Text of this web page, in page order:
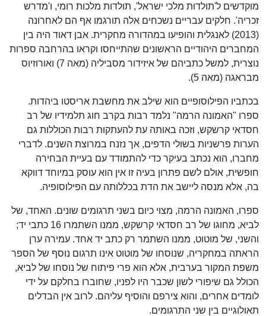
מוקדשים ל'תולדות מלכי ישראל', תולדות מלכות רומי, ו'מדרש
זכריה'. חלקים עבריים נשכחים אלה תורגמו אף הם לאחרונה
(2013) לאנגלית והופיעו במהדורה מחקרית. אבן דאוד היה בין
המחברים היהודיים הראשונים שהתייחסו וקראו בהרחבה ספרות
נוצרית, למשל כתביהם של איזידור מסביליה (מאה 7) ואורוזיוס
מבראגה (מאה 5).
בכתביו הפילוסופיים הוא שילב את מחשבת אריסטו ביהדות.
ספרו "האמונה הרמה" נלמד רבות בקרב חוג תלמידיו של רב
חסדאי קרשקש, וזכה באותה עת להעתקות רבות הכוללות גם
הערות פרשניות בשולי הדפים, אך נזנח במרוצת השנים. לדברי
מחברו, הוא נכתב בעיקר כדי להתמודד עם בעיית הבחירה
חופשית, אולם לשם פתרון בעיה זו אין הוא עוסק במיוחד דווקא
בה, אלא מנסה ליישב את הדת בכללותה עם הפילוסופיה.
ספרו, האמונה הרמה, מצוי כיום בשני תרגומים שונים. האחד, של
לביא, מחוגו של רב חסדאי קרשקש, ממנו השתמרו 16 כתבי יד;
והשני, של מוטוט, ממנו השתמר רק כתב יד אחד. עמירה ערן
הראתה במחקריה, שנוסחו של מוטוט אינו תרגום נוסף של הספר
משפת המקור בערבית, אלא הוא פרי פיתוח של נוסחו של לביא,
הכולל גם שיפורי לשון שכבר היו לפניו, שחוברו בחלקם על ידי
לומדים אחרים, והוא צירפם והוסיף עליהם. לרוב אין הבדלים
תאולוגיים בין שני התרגומים.